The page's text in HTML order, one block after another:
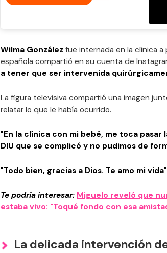
Wilma González fue internada en la clínica
española compartió en su cuenta de
a tener que ser intervenida
La figura televisiva compartió una imagen
relatar lo que le había ocurrido.
"En la clínica con mi bebé, me toca
DIU que se complicó y no pudimos de
"Todo bien, gracias a Dios. Te amo mi vida"
Te podría interesar: Miguelo reveló que
estaba vivo: "Toqué fondo con esa
La delicada intervención